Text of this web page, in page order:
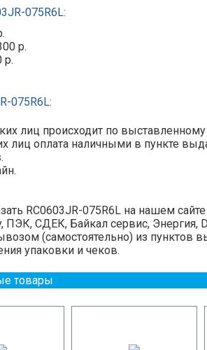
075R6L:
р.
р.
075R6L:
лиц происходит по выставленному
лиц оплата наличными в пункте
RC0603JR-075R6L на нашем
ПЭК, СДЕК, Байкал сервис, Энергия,
(самостоятельно) из пунктов
упаковки и чеков.
товары